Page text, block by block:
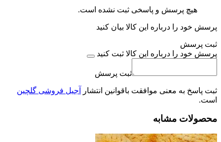
هیچ پرسش و پاسخی ثبت نشده است.
پرسش خود را درباره این کالا بیان کنید
ثبت پرسش
پرسش خود را درباره این کالا ثبت کنید
ثبت پرسش
ثبت پاسخ به معنی موافقت باقوانین انتشار
آجیل فروشی گلچین
است.
محصولات مشابه